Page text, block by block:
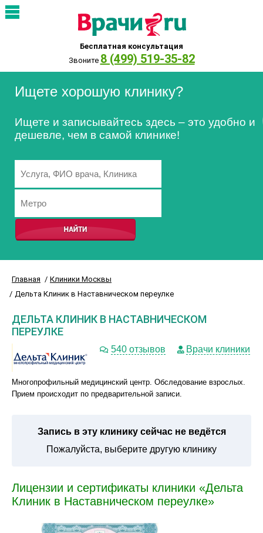
Бесплатная консультация
Звоните 8 (499) 519-35-82
Ищете хорошую клинику?
Ищете и записывайтесь здесь – это удобно и
дешевле, чем в самой клинике!
Главная
Клиники Москвы
Дельта Клиник в Наставническом переулке
ДЕЛЬТА КЛИНИК В НАСТАВНИЧЕСКОМ
ПЕРЕУЛКЕ
540 отзывов Врачи клиники
Многопрофильный медицинский центр. Обследование взрослых.
Прием происходит по предварительной записи.
Запись в эту клинику сейчас не ведётся
Пожалуйста, выберите другую клинику
Лицензии и сертификаты клиники «Дельта
Клиник в Наставническом переулке»